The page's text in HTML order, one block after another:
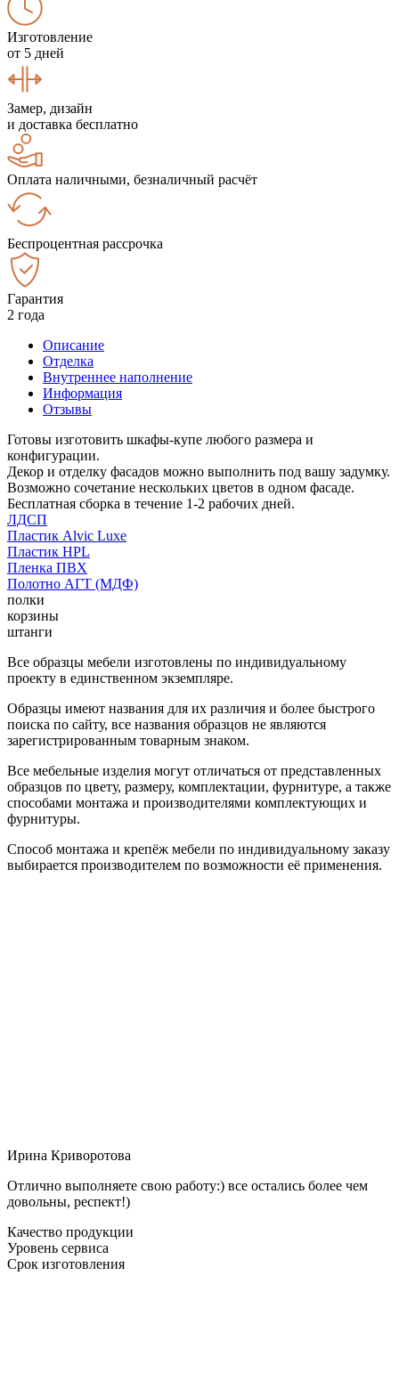
Изготовление
от 5 дней
Замер, дизайн
и доставка бесплатно
Оплата наличными, безналичный расчёт
Беспроцентная рассрочка
Гарантия
2 года
Описание
Отделка
Внутреннее наполнение
Информация
Отзывы
Готовы изготовить шкафы-купе любого размера и
конфигурации.
Декор и отделку фасадов можно выполнить под вашу задумку.
Возможно сочетание нескольких цветов в одном фасаде.
Бесплатная сборка в течение 1-2 рабочих дней.
ЛДСП
Пластик Alvic Luxe
Пластик HPL
Пленка ПВХ
Полотно АГТ (МДФ)
полки
корзины
штанги
Все образцы мебели изготовлены по индивидуальному
проекту в единственном экземпляре.
Образцы имеют названия для их различия и более быстрого
поиска по сайту, все названия образцов не являются
зарегистрированным товарным знаком.
Все мебельные изделия могут отличаться от представленных
образцов по цвету, размеру, комплектации, фурнитуре, а также
способами монтажа и производителями комплектующих и
фурнитуры.
Способ монтажа и крепёж мебели по индивидуальному заказу
выбирается производителем по возможности её применения.
Ирина Криворотова
Отлично выполняете свою работу:) все остались более чем
довольны, респект!)
Качество продукции
Уровень сервиса
Срок изготовления